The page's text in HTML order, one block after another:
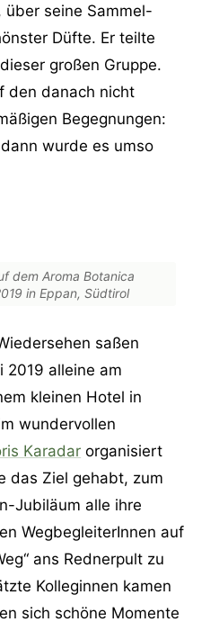
über seine Sammel-
Düfte. Er teilte
großen Gruppe.
den danach nicht
Begegnungen:
wurde es umso
dem Aroma Botanica
in Eppan, Südtirol
saßen
2019 alleine am
kleinen Hotel in
wundervollen
Karadar organisiert
das Ziel gehabt, zum
Jubiläum alle ihre
WegbegleiterInnen auf
ans Rednerpult zu
Kolleginnen kamen
sich schöne Momente